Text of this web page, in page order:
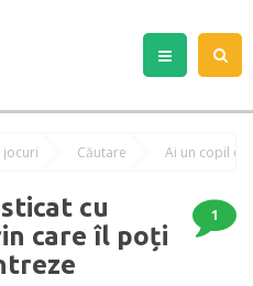
jocuri Căutare
cu
care îl poți
1